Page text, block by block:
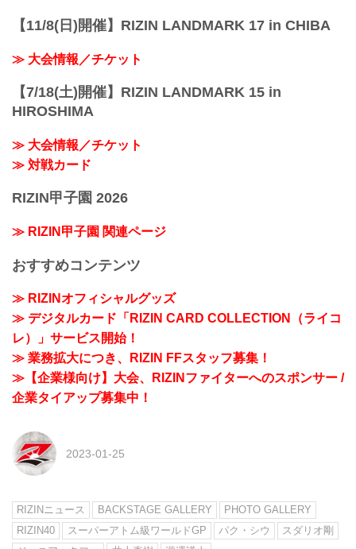
【11/8(日)開催】RIZIN LANDMARK 17 in CHIBA
≫ 大会情報／チケット
【7/18(土)開催】RIZIN LANDMARK 15 in
HIROSHIMA
≫ 大会情報／チケット
≫ 対戦カード
RIZIN甲子園 2026
≫ RIZIN甲子園 関連ページ
おすすめコンテンツ
≫ RIZINオフィシャルグッズ
≫ デジタルカード「RIZIN CARD COLLECTION（ライコ
レ）」サービス開始！
≫ 業務拡大につき、RIZIN FFスタッフ募集！
≫【企業様向け】大会、RIZINファイターへのスポンサー /
企業タイアップ募集中！
2023-01-25
RIZINニュース BACKSTAGE GALLERY
PHOTO GALLERY
RIZIN40
スーパーアトム級ワールドGP パク・シウ
スダリオ剛